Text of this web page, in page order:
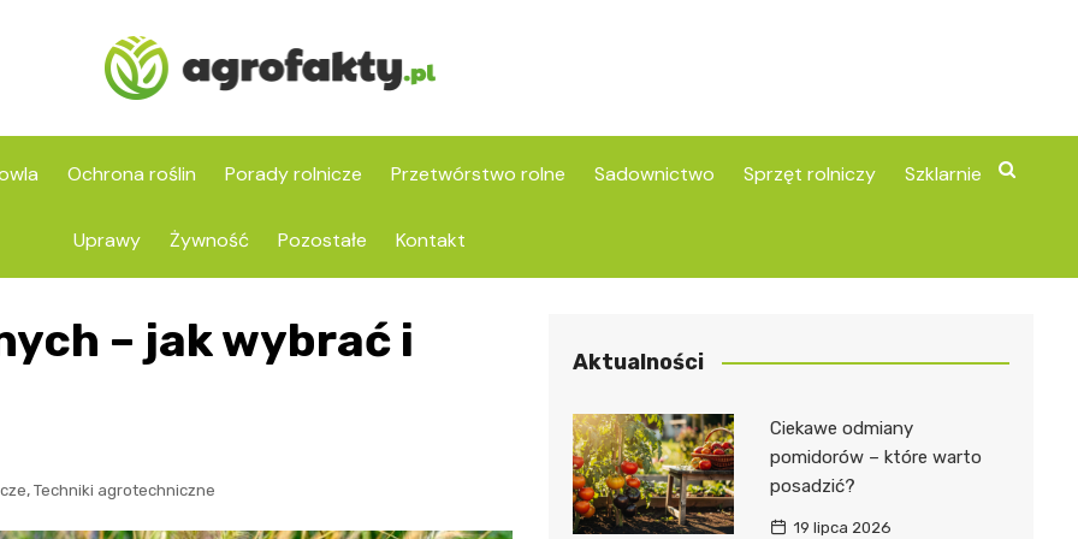
Ochrona roślin Porady rolnicze Przetwórstwo rolne Sadownictwo Sprzęt rolniczy Szklarnie
Uprawy Żywność Pozostałe Kontakt
– jak wybrać i
, Techniki agrotechniczne
Aktualności
Ciekawe odmiany
pomidorów – które warto
posadzić?
19 lipca 2026